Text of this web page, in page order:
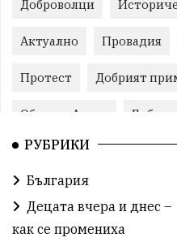
Доброволци
Актуално Провадия
Протест Добрият
Община Аврен
Финанси
Театър Спорт за деца
Градски транспорт
РУБРИКИ
България
Децата вчера и днес –
как се промениха